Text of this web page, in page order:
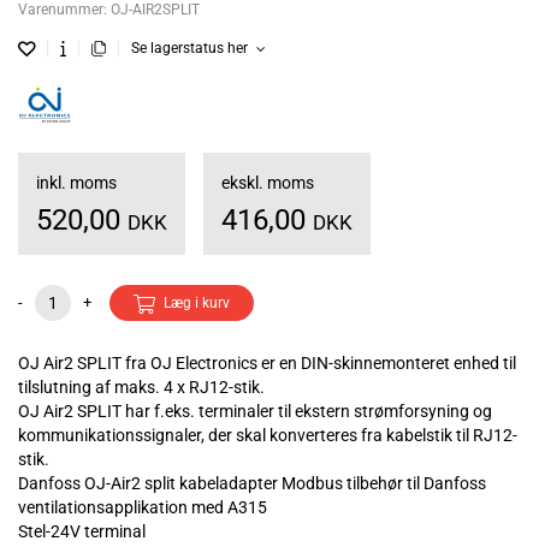
Varenummer: OJ-AIR2SPLIT
Se lagerstatus her
inkl. moms
520,00 DKK
ekskl. moms
416,00 DKK
- + Læg i kurv
OJ Air2 SPLIT fra OJ Electronics er en DIN-skinnemonteret enhed til
tilslutning af maks. 4 x RJ12-stik.
OJ Air2 SPLIT har f.eks. terminaler til ekstern strømforsyning og
kommunikationssignaler, der skal konverteres fra kabelstik til RJ12-
stik.
Danfoss OJ-Air2 split kabeladapter Modbus tilbehør til Danfoss
ventilationsapplikation med A315
Stel-24V terminal